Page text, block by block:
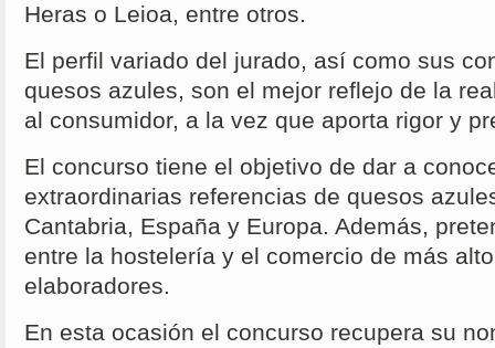
Heras o Leioa, entre otros.
El perfil variado del jurado, así como sus
quesos azules, son el mejor reflejo de la
al consumidor, a la vez que aporta rigor y
El concurso tiene el objetivo de dar a
extraordinarias referencias de quesos
Cantabria, España y Europa. Además,
entre la hostelería y el comercio de más
elaboradores.
En esta ocasión el concurso recupera su